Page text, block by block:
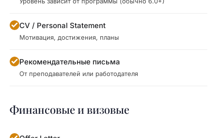
CV / Personal Statement
Мотивация, достижения, планы
Рекомендательные письма
От преподавателей или работодателя
Финансовые и визовые